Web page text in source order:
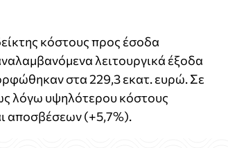
κόστους προς έσοδα
λειτουργικά έξοδα
στα 229,3 εκατ. ευρώ. Σε
λόγω υψηλότερου κόστους
αποσβέσεων (+5,7%).